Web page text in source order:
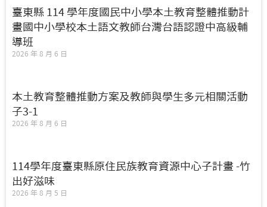
臺東縣 114 學年度國民中小學本土教育整體推動計
畫國中小學校本土語文教師台灣台語認證中高級輔
導班
2026 年 8 月 6 日
本土教育整體推動方案及教師與學生多元相關活動
子3-1
2026 年 8 月 6 日
114學年度臺東縣原住民族教育資源中心子計畫 -竹
出好滋味
2026 年 8 月 5 日